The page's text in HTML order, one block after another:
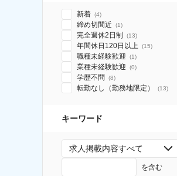
新着 (4)
締め切間近 (1)
完全週休2日制 (13)
年間休日120日以上 (15)
職種未経験歓迎 (1)
業種未経験歓迎 (0)
学歴不問 (8)
転勤なし（勤務地限定） (13)
キーワード
求人掲載内容すべて
を含む